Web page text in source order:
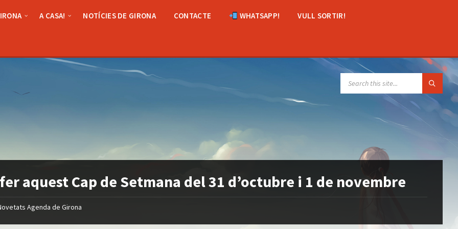
A CASA! NOTÍCIES DE GIRONA CONTACTE WHATSAPP! VULL SORTIR!
aquest Cap de Setmana del 31 d’octubre i 1 de novembre
Agenda de Girona